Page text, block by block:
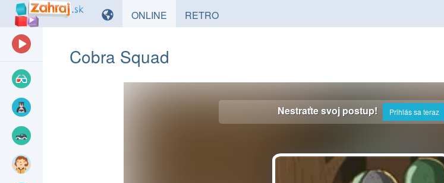
ONLINE HRYRETROHRY
Cobra Squad